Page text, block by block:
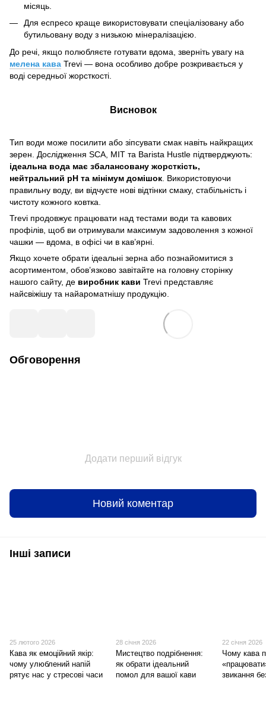
місяць.
Для еспресо краще використовувати спеціалізовану або
бутильовану воду з низькою мінералізацією.
До речі, якщо полюбляєте готувати вдома, зверніть увагу на
мелена кава Trevi — вона особливо добре розкривається у
воді середньої жорсткості.
Висновок
Тип води може посилити або зіпсувати смак навіть найкращих
зерен. Дослідження SCA, MIT та Barista Hustle підтверджують:
ідеальна вода має збалансовану жорсткість,
нейтральний pH та мінімум домішок. Використовуючи
правильну воду, ви відчуєте нові відтінки смаку, стабільність і
чистоту кожного ковтка.
Trevi продовжує працювати над тестами води та кавових
профілів, щоб ви отримували максимум задоволення з кожної
чашки — вдома, в офісі чи в кав’ярні.
Якщо хочете обрати ідеальні зерна або познайомитися з
асортиментом, обов’язково завітайте на головну сторінку
нашого сайту, де виробник кави Trevi представляє
найсвіжішу та найароматнішу продукцію.
Обговорення
Додати перший відгук
Новий коментар
Інші записи
25 лютого 2026
Кава як емоційний якір:
чому улюблений напій
рятує нас у стресові часи
28 січня 2026
Мистецтво подрібнення:
як обрати ідеальний
помол для вашої кави
22 січня 2026
Чому кава
звикання